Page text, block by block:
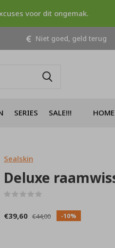
SERIES SALE!!! HOME
Niet goed, geld terug
voor dit ongemak.
Sealskin
Deluxe
€39,60 €44,00 -10%